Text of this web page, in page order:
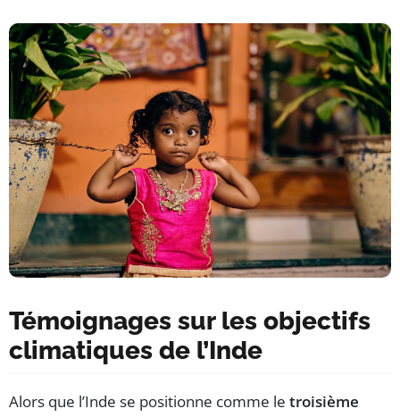
Témoignages sur les objectifs
climatiques de l’Inde
Alors que l’Inde se positionne comme le troisième